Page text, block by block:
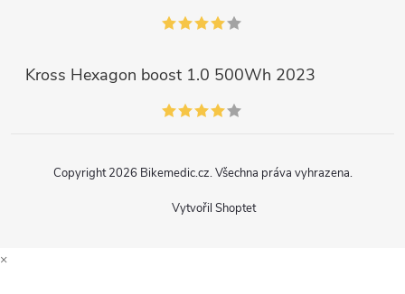
Kross Hexagon boost 1.0 500Wh 2023
Vytvořil Shoptet
Copyright 2026 Bikemedic.cz. Všechna práva vyhrazena.
×